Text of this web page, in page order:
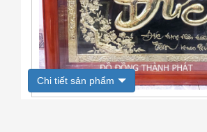
Chi tiết sản phẩm